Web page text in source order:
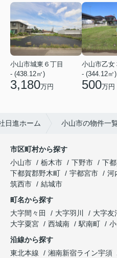
小山市城東６丁目
- (438.12㎡)
3,180万円
小山市乙女
- (344.12㎡)
500万円
日進ホーム 小山市の物件一
市区町村から探す
小山市
栃木市 下野市
下
下都賀郡野木町
宇都宮市 河
筑西市
結城市
町名から探す
大字間々田
大字羽川 大字友
大字粟宮
西城南 駅南町
沿線から探す
東北本線
湘南新宿ライン宇須